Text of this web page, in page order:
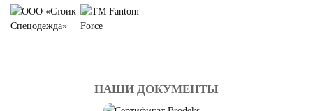
НАШИ ДОКУМЕНТЫ